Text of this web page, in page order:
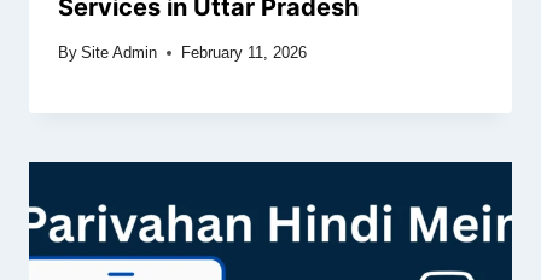
Services in Uttar Pradesh
By Site Admin February 11, 2026